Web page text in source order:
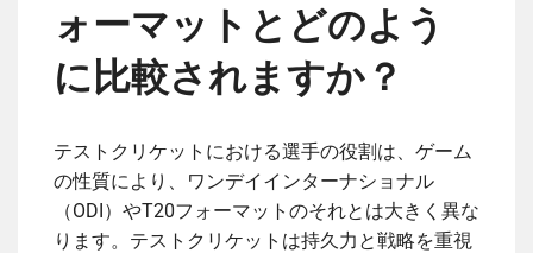
ォーマットとどのよう
に比較されますか？
テストクリケットにおける選手の役割は、ゲーム
の性質により、ワンデイインターナショナル
（ODI）やT20フォーマットのそれとは大きく異な
ります。テストクリケットは持久力と戦略を重視